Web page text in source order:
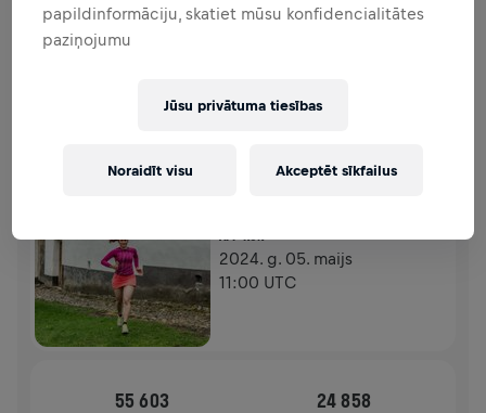
Ziedo, lai radītu pārmaiņas! 100% no tava ziedojuma
tiks novirzīti mugurkaula smadzeņu izpētei.
2024. g. 05. maijs
11:00 UTC
55 603 24 858
papildinformāciju, skatiet mūsu konfidencialitātes
paziņojumu
Jūsu privātuma tiesības
Noraidīt visu Akceptēt sīkfailus